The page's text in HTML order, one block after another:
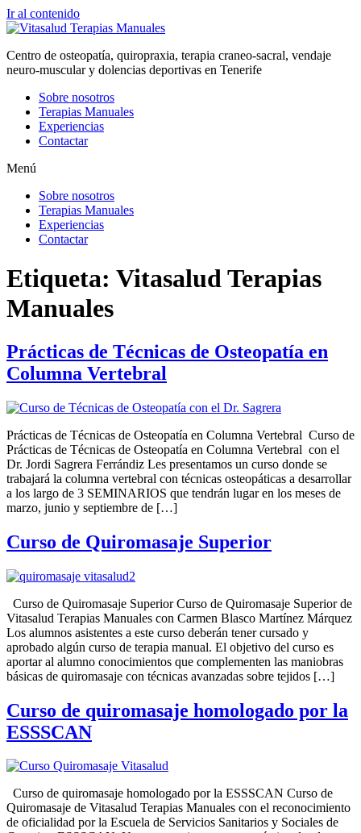
Ir al contenido
Centro de osteopatía, quiropraxia, terapia craneo-sacral, vendaje
neuro-muscular y dolencias deportivas en Tenerife
Sobre nosotros
Terapias Manuales
Experiencias
Contactar
Menú
Sobre nosotros
Terapias Manuales
Experiencias
Contactar
Etiqueta: Vitasalud Terapias
Manuales
Prácticas de Técnicas de Osteopatía en
Columna Vertebral
Prácticas de Técnicas de Osteopatía en Columna Vertebral Curso de
Prácticas de Técnicas de Osteopatía en Columna Vertebral con el
Dr. Jordi Sagrera Ferrándiz Les presentamos un curso donde se
trabajará la columna vertebral con técnicas osteopáticas a desarrollar
a los largo de 3 SEMINARIOS que tendrán lugar en los meses de
marzo, junio y septiembre de […]
Curso de Quiromasaje Superior
Curso de Quiromasaje Superior Curso de Quiromasaje Superior de
Vitasalud Terapias Manuales con Carmen Blasco Martínez Márquez
Los alumnos asistentes a este curso deberán tener cursado y
aprobado algún curso de terapia manual. El objetivo del curso es
aportar al alumno conocimientos que complementen las maniobras
básicas de quiromasaje con técnicas avanzadas sobre tejidos […]
Curso de quiromasaje homologado por la
ESSSCAN
Curso de quiromasaje homologado por la ESSSCAN Curso de
Quiromasaje de Vitasalud Terapias Manuales con el reconocimiento
de oficialidad por la Escuela de Servicios Sanitarios y Sociales de